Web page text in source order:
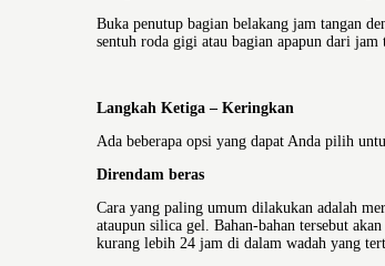
Buka penutup bagian belakang jam tangan
sentuh roda gigi atau bagian apapun dari
Langkah Ketiga – Keringkan
Ada beberapa opsi yang dapat Anda pilih
Direndam beras
Cara yang paling umum dilakukan adalah
ataupun silica gel. Bahan-bahan tersebut
kurang lebih 24 jam di dalam wadah yang